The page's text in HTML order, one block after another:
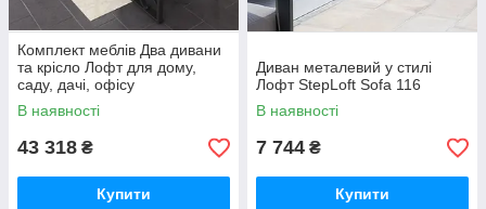
Комплект меблів Два дивани
та крісло Лофт для дому,
саду, дачі, офісу
В наявності
43 318 ₴
Купити
Диван металевий у стилі
Лофт StepLoft Sofa 116
В наявності
7 744 ₴
Купити